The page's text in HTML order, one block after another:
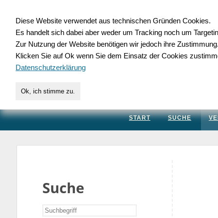
für Handwerk,
START SUCHE
Suche
Diese Website verwendet aus technischen Gründen Cookies.
Es handelt sich dabei aber weder um Tracking noch um
Zur Nutzung der Website benötigen wir jedoch ihre Zustimmung.
Klicken Sie auf Ok wenn Sie dem Einsatz der Cookies
Datenschutzerklärung
Ok, ich stimme zu.